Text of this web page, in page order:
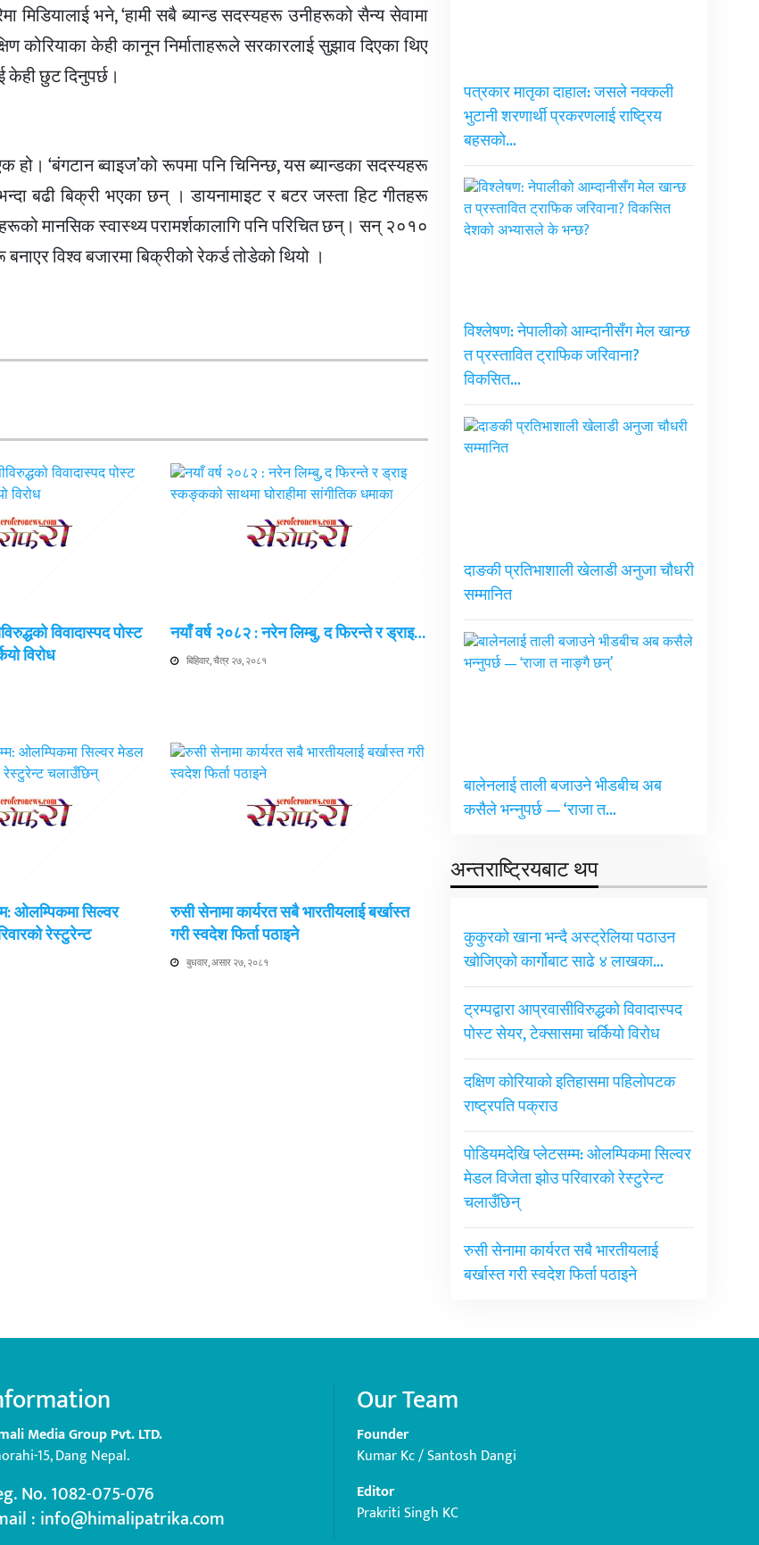
मिडियालाई भने, ‘हामी सबै ब्यान्ड सदस्यहरू उनीहरूको सैन्य सेवामा
कोरियाका केही कानून निर्माताहरूले सरकारलाई सुझाव दिएका थिए
छुट दिनुपर्छ।
हो। ‘बंगटान ब्वाइज’को रूपमा पनि चिनिन्छ, यस ब्यान्डका सदस्यहरू
बढी बिक्री भएका छन् । डायनामाइट र बटर जस्ता हिट गीतहरू
मानसिक स्वास्थ्य परामर्शकालागि पनि परिचित छन्। सन् २०१०
विश्व बजारमा बिक्रीको रेकर्ड तोडेको थियो ।
विवादास्पद पोस्ट
विरोध
नयाँ वर्ष २०८२ : नरेन लिम्बु, द फिरन्ते र ड्राइ…
बिहिवार, चैत्र २७, २०८१
ओलम्पिकमा सिल्वर
रेस्टुरेन्ट
रुसी सेनामा कार्यरत सबै भारतीयलाई बर्खास्त
गरी स्वदेश फिर्ता पठाइने
बुधवार, असार २७, २०८१
पत्रकार मातृका दाहाल: जसले नक्कली
भुटानी शरणार्थी प्रकरणलाई राष्ट्रिय
बहसको…
विश्लेषण: नेपालीको आम्दानीसँग मेल खान्छ
त प्रस्तावित ट्राफिक जरिवाना?
विकसित…
दाङकी प्रतिभाशाली खेलाडी अनुजा चौधरी
सम्मानित
बालेनलाई ताली बजाउने भीडबीच अब
कसैले भन्नुपर्छ — ‘राजा त…
अन्तराष्ट्रियबाट थप
कुकुरको खाना भन्दै अस्ट्रेलिया पठाउन
खोजिएको कार्गोबाट साढे ४ लाखका…
ट्रम्पद्वारा आप्रवासीविरुद्धको विवादास्पद
पोस्ट सेयर, टेक्सासमा चर्कियो विरोध
दक्षिण कोरियाको इतिहासमा पहिलोपटक
राष्ट्रपति पक्राउ
पोडियमदेखि प्लेटसम्म: ओलम्पिकमा सिल्वर
मेडल विजेता झोउ परिवारको रेस्टुरेन्ट
चलाउँछिन्
रुसी सेनामा कार्यरत सबै भारतीयलाई
बर्खास्त गरी स्वदेश फिर्ता पठाइने
Media Group Pvt. LTD.
15, Dang Nepal.
No. 1082-075-076
: info@himalipatrika.com
Our Team
Founder
Kumar Kc / Santosh Dangi
Editor
Prakriti Singh KC